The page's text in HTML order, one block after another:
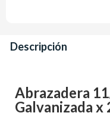
Descripción
Abrazadera
Galvanizada x